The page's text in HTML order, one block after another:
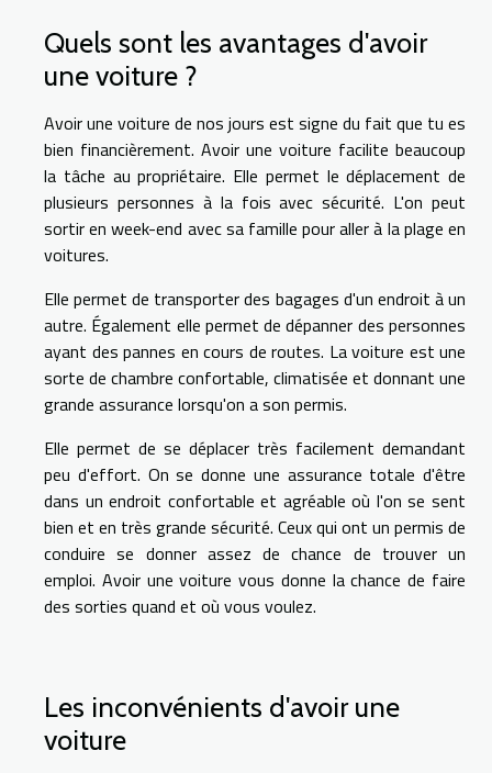
Quels sont les avantages d'avoir
une voiture ?
Avoir une voiture de nos jours est signe du fait que tu es
bien financièrement. Avoir une voiture facilite beaucoup
la tâche au propriétaire. Elle permet le déplacement de
plusieurs personnes à la fois avec sécurité. L'on peut
sortir en week-end avec sa famille pour aller à la plage en
voitures.
Elle permet de transporter des bagages d'un endroit à un
autre. Également elle permet de dépanner des personnes
ayant des pannes en cours de routes. La voiture est une
sorte de chambre confortable, climatisée et donnant une
grande assurance lorsqu'on a son permis.
Elle permet de se déplacer très facilement demandant
peu d'effort. On se donne une assurance totale d'être
dans un endroit confortable et agréable où l'on se sent
bien et en très grande sécurité. Ceux qui ont un permis de
conduire se donner assez de chance de trouver un
emploi. Avoir une voiture vous donne la chance de faire
des sorties quand et où vous voulez.
Les inconvénients d'avoir une
voiture